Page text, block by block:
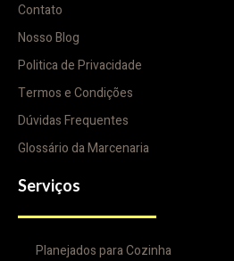
Contato
Nosso Blog
Politica de Privacidade
Termos e Condições
Dúvidas Frequentes
Glossário da Marcenaria
Serviços
Planejados para Cozinha